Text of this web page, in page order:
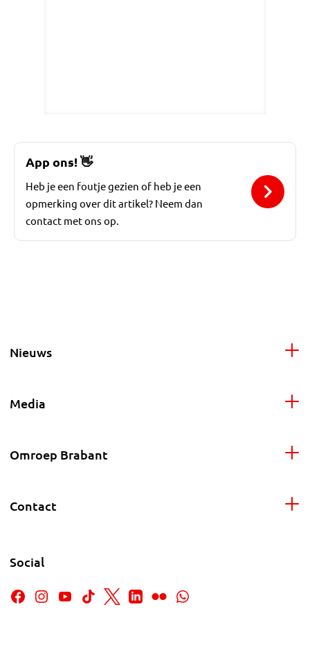
App ons!👋
Heb je een foutje gezien of heb je een
opmerking over dit artikel? Neem dan
contact met ons op.
Nieuws
Media
Omroep Brabant
Contact
Social